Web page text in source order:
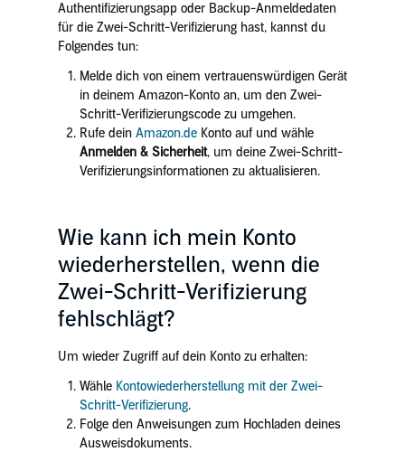
Authentifizierungsapp oder Backup-Anmeldedaten
für die Zwei-Schritt-Verifizierung hast, kannst du
Folgendes tun:
Melde dich von einem vertrauenswürdigen Gerät
in deinem Amazon-Konto an, um den Zwei-
Schritt-Verifizierungscode zu umgehen.
Rufe dein Amazon.deKonto auf und wähle
Anmelden & Sicherheit, um deine Zwei-Schritt-
Verifizierungsinformationen zu aktualisieren.
Wie kann ich mein Konto
wiederherstellen, wenn die
Zwei-Schritt-Verifizierung
fehlschlägt?
Um wieder Zugriff auf dein Konto zu erhalten:
Wähle Kontowiederherstellung mit der Zwei-
Schritt-Verifizierung.
Folge den Anweisungen zum Hochladen deines
Ausweisdokuments.